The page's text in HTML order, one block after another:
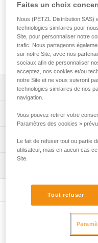
Panne large pour
marches ou une plate-
Achetez en ligne
Descriptif
ERGONOMIC.
Spécifications
Certification(s): CE,
Référence : U19 PAN
Poids : 69 g
Garantie : 3
Conditionnement : 1
Informations
Notice
Voir tous les contenus
Autres
Faites un choix
Nous (PETZL Distribution SAS)
technologies similaires pour
Site, pour personnaliser notre
trafic. Nous partageons
sur notre Site, avec nos
sociaux afin de personnaliser
acceptez, nos cookies et/ou
notre Site et ne vous suivront
technologies similaires de nos
navigation.
Vous pouvez retirer votre
Paramètres des cookies »
Le fait de refuser tout ou partie
utilisateur, mais en aucun cas
Site.
Tout refuser